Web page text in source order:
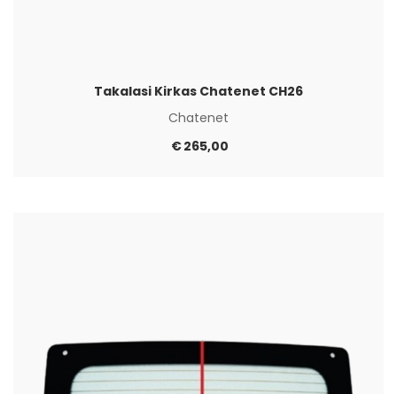
Takalasi Kirkas Chatenet CH26
Chatenet
€265,00